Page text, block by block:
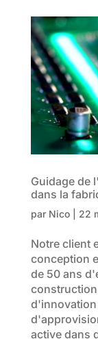
Guidage de
dans la
par Nico| 22
Notre client
conception
de 50 ans
active dans